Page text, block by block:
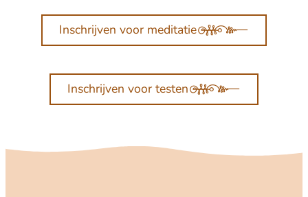
Inschrijven voor meditatie
Inschrijven voor testen